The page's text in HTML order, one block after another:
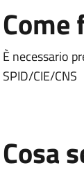
Come
È necessario
SPID/CIE/CNS
Cosa